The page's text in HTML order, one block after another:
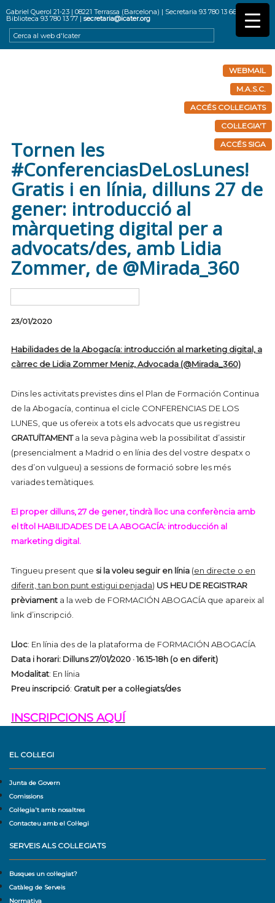
Gabriel Querol 21-23 | 08221 Terrassa (Barcelona) | Secretaria 93 780 13 66 |
Biblioteca 93 780 13 77 |secretaria@icater.org
WEBMAIL
M.A.S.C.
ACCÉS COL·LEGIATS
COL·LEGIA'T
ACCÉS SIGA
Tornen les
#ConferenciasDeLosLunes!
Gratis i en línia, dilluns 27 de
gener: introducció al
màrqueting digital per a
advocats/des, amb Lidia
Zommer, de @Mirada_360
23/01/2020
Habilidades de la Abogacía: introducción al marketing digital,a
càrrec de Lidia Zommer Meniz, Advocada (@Mirada_360)
Dins les activitats previstes dins el Plan de Formación Continua
de la Abogacía, continua el cicle CONFERENCIAS DE LOS
LUNES, que us ofereix a tots els advocats que us registreu
GRATUÏTAMENTa la seva pàgina web la possibilitat d’assistir
(presencialment a Madrid o en línia des del vostre despatx o
des d’on vulgueu) a sessions de formació sobre les més
variades temàtiques.
El proper dilluns, 27 de gener, tindrà lloc una conferència amb
el títol HABILIDADES DE LA ABOGACÍA: introducción al
marketing digital.
Tingueu present que si la voleu seguir en línia(en directe o en
diferit, tan bon punt estigui penjada) US HEU DE REGISTRAR
prèviamenta la web de FORMACIÓN ABOGACÍA que apareix al
link d’inscripció.
Lloc: En línia des de la plataforma de FORMACIÓN ABOGACÍA
Data i horari: Dilluns 27/01/2020 · 16.15-18h (o en diferit)
Modalitat: En línia
Preu inscripció: Gratuït per a col·legiats/des
INSCRIPCIONS AQUÍ
EL COL·LEGI
Junta de Govern
Comissions
Col·legia't amb nosaltres
Contacteu amb el Col·legi
SERVEIS ALS COL·LEGIATS
Busques un col·legiat?
Catàleg de Serveis
Normativa